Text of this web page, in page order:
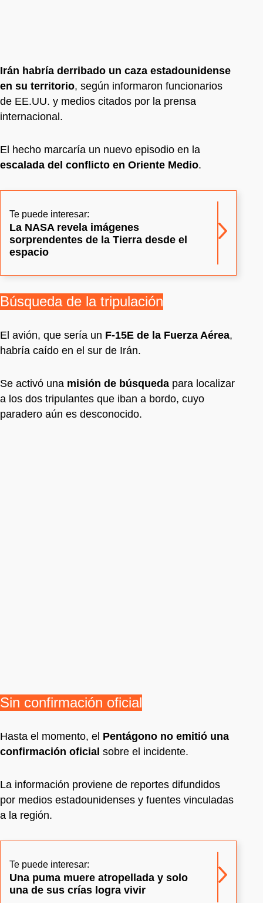
Irán habría derribado un caza estadounidense
en su territorio, según informaron funcionarios
de EE.UU. y medios citados por la prensa
internacional.
El hecho marcaría un nuevo episodio en la
escalada del conflicto en Oriente Medio.
Te puede interesar:
La NASA revela imágenes
sorprendentes de la Tierra desde el
espacio
Búsqueda de la tripulación
El avión, que sería un F-15E de la Fuerza Aérea,
habría caído en el sur de Irán.
Se activó una misión de búsqueda para localizar
a los dos tripulantes que iban a bordo, cuyo
paradero aún es desconocido.
Sin confirmación oficial
Hasta el momento, el Pentágono no emitió una
confirmación oficial sobre el incidente.
La información proviene de reportes difundidos
por medios estadounidenses y fuentes vinculadas
a la región.
Te puede interesar:
Una puma muere atropellada y solo
una de sus crías logra vivir